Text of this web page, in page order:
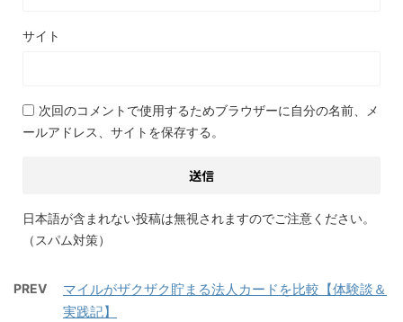
サイト
次回のコメントで使用するためブラウザーに自分の名前、メ
ールアドレス、サイトを保存する。
日本語が含まれない投稿は無視されますのでご注意ください。
（スパム対策）
PREV
マイルがザクザク貯まる法人カードを比較【体験談＆
実践記】